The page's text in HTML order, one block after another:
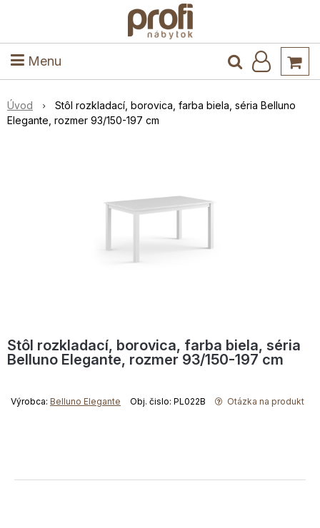
Menu
Kuchyňa a jedáleň
Úvod
Stôl rozkladací, borovica, farba biela, séria Belluno
Elegante, rozmer 93/150-197 cm
Stôl rozkladací, borovica, farba biela, séria
Belluno Elegante, rozmer 93/150-197 cm
Výrobca: Belluno Elegante Obj. čislo: PL022B Otázka na produkt